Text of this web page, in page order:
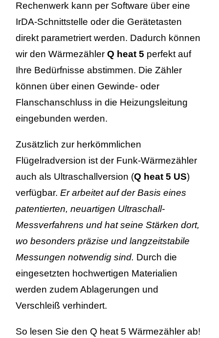
Rechenwerk kann per Software über eine
IrDA-Schnittstelle oder die Gerätetasten
direkt parametriert werden. Dadurch können
wir den WärmezählerQ heat 5 perfekt auf
Ihre Bedürfnisse abstimmen. Die Zähler
können über einen Gewinde- oder
Flanschanschluss in die Heizungsleitung
eingebunden werden.
Zusätzlich zur herkömmlichen
Flügelradversion ist der Funk-Wärmezähler
auch als Ultraschallversion (Q heat 5 US)
verfügbar.Er arbeitet auf der Basis eines
patentierten, neuartigen Ultraschall-
Messverfahrens und hat seine Stärken dort,
wo besonders präzise und langzeitstabile
Messungen notwendig sind. Durch die
eingesetzten hochwertigen Materialien
werden zudem Ablagerungen und
Verschleiß verhindert.
So lesen Sie den Q heat 5 Wärmezähler ab!